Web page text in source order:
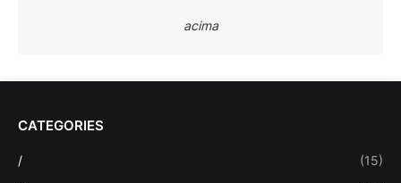
acima
CATEGORIES
/ (15)